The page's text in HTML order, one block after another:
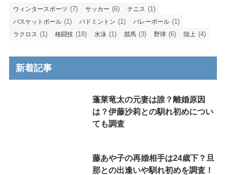
ウィンタースポーツ (7) サッカー (6) テニス (1)
バスケットボール (1) バドミントン (1) バレーボール (1)
ラクロス (1) 格闘技 (18) 水泳 (1) 競馬 (3) 野球 (6) 陸上 (4)
新着記事
蓬莱竜太の元妻は誰？離婚原因
は？伊藤沙莉との馴れ初めについ
ても調査
藤あや子の再婚相手は24歳下？旦
那との出逢いや馴れ初めを調査！